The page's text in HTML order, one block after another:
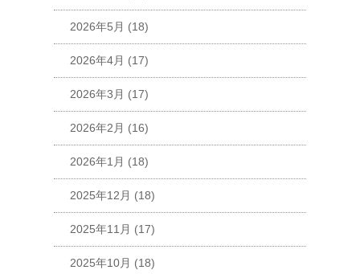
2026年5月 (18)
2026年4月 (17)
2026年3月 (17)
2026年2月 (16)
2026年1月 (18)
2025年12月 (18)
2025年11月 (17)
2025年10月 (18)